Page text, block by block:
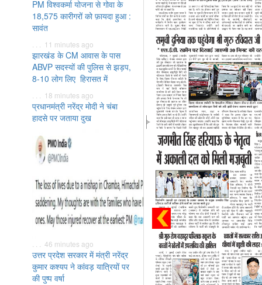
PM विश्वकर्मा योजना से गोवा के
18,575 कारीगरों को फ़ायदा हुआ :
सावंत
. . . 11 minutes ago
झारखंड के CM आवास के पास
ABVP सदस्यों की पुलिस से झड़प,
8-10 लोग लिए हिरासत में
. . . 18 minutes ago
प्रधानमंत्री नरेंद्र मोदी ने चंबा
हादसे पर जताया दुख
. . . 46 minutes ago
उत्तर प्रदेश सरकार में मंत्री नरेंद्र
कुमार कश्यप ने कांवड़ यात्रियों पर
की पुष्प वर्षा